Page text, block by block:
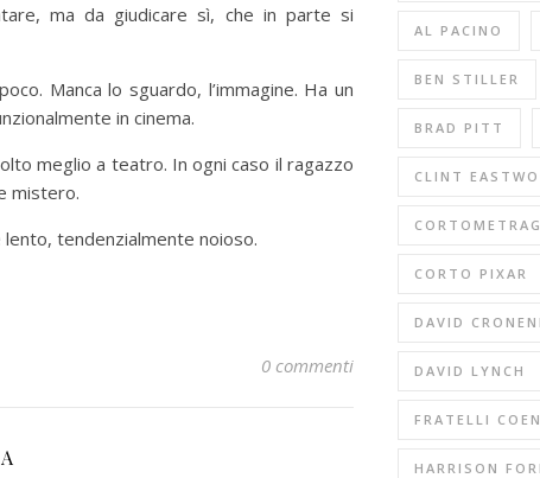
ma da giudicare sì, che in parte si
Manca lo sguardo, l’immagine. Ha un
in cinema.
meglio a teatro. In ogni caso il ragazzo
mistero.
tendenzialmente noioso.
0 commenti
AL PACINO
BEN STILLER
BRAD PITT
CLINT
CORTO PIXAR
DAVID
DAVID LYNCH
FRATELLI COEN
HARRISON